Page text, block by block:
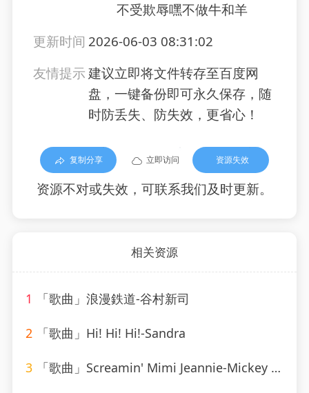
不受欺辱嘿不做牛和羊
更新时间 2026-06-03 08:31:02
友情提示建议立即将文件转存至百度网
盘，一键备份即可永久保存，随
时防丢失、防失效，更省心！
复制分享 立即访问 资源失效
资源不对或失效，可联系我们及时更新。
相关资源
1 「歌曲」浪漫鉄道-谷村新司
2 「歌曲」Hi! Hi! Hi!-Sandra
3 「歌曲」Screamin' Mimi Jeannie-Mickey Hawks